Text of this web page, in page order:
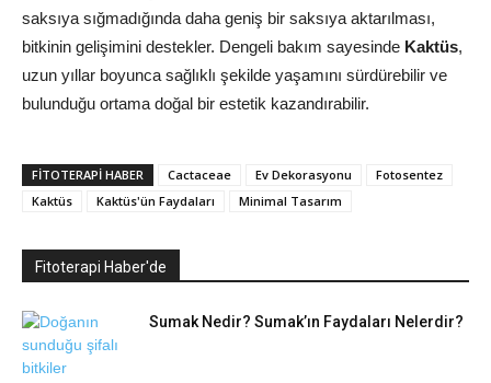
saksıya sığmadığında daha geniş bir saksıya aktarılması,
bitkinin gelişimini destekler. Dengeli bakım sayesinde Kaktüs,
uzun yıllar boyunca sağlıklı şekilde yaşamını sürdürebilir ve
bulunduğu ortama doğal bir estetik kazandırabilir.
FITOTERAPI HABER Cactaceae Ev Dekorasyonu
Fotosentez
Kaktüs
Kaktüs'ün Faydaları Minimal Tasarım
Fitoterapi Haber'de
Sumak Nedir? Sumak’ın Faydaları Nelerdir?